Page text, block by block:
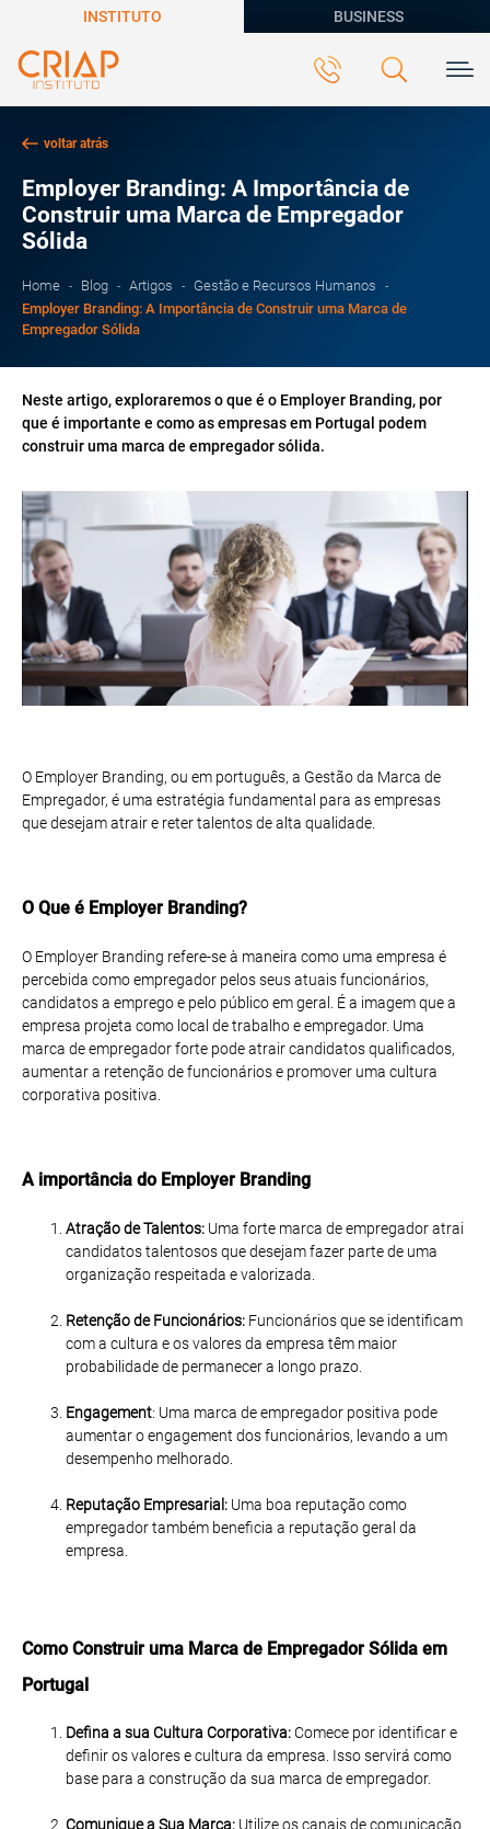
INSTITUTO BUSINESS
voltar atrás
Employer Branding: A Importância de
Construir uma Marca de Empregador
Sólida
Home Blog Artigos
Gestão e Recursos Humanos
Employer Branding: A Importância de Construir uma Marca de
Empregador Sólida
Neste artigo, exploraremos o que é o Employer Branding, por
que é importante e como as empresas em Portugal podem
construir uma marca de empregador sólida.
O Employer Branding, ou em português, a Gestão da Marca de
Empregador, é uma estratégia fundamental para as empresas
que desejam atrair e reter talentos de alta qualidade.
O Que é Employer Branding?
O Employer Branding refere-se à maneira como uma empresa é
percebida como empregador pelos seus atuais funcionários,
candidatos a emprego e pelo público em geral. É a imagem que a
empresa projeta como local de trabalho e empregador. Uma
marca de empregador forte pode atrair candidatos qualificados,
aumentar a retenção de funcionários e promover uma cultura
corporativa positiva.
A importância do Employer Branding
Atração de Talentos: Uma forte marca de empregador atrai
candidatos talentosos que desejam fazer parte de uma
organização respeitada e valorizada.
Retenção de Funcionários: Funcionários que se identificam
com a cultura e os valores da empresa têm maior
probabilidade de permanecer a longo prazo.
Engagement: Uma marca de empregador positiva pode
aumentar o engagement dos funcionários, levando a um
desempenho melhorado.
Reputação Empresarial: Uma boa reputação como
empregador também beneficia a reputação geral da
empresa.
Como Construir uma Marca de Empregador Sólida em
Portugal
Defina a sua Cultura Corporativa:Comece por identificar e
definir os valores e cultura da empresa. Isso servirá como
base para a construção da sua marca de empregador.
Comunique a Sua Marca: Utilize os canais de comunicação